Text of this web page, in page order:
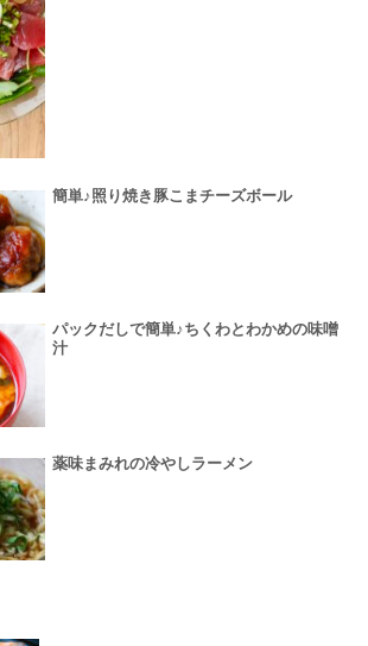
簡単♪照り焼き豚こまチーズボール
パックだしで簡単♪ちくわとわかめの味噌
汁
薬味まみれの冷やしラーメン